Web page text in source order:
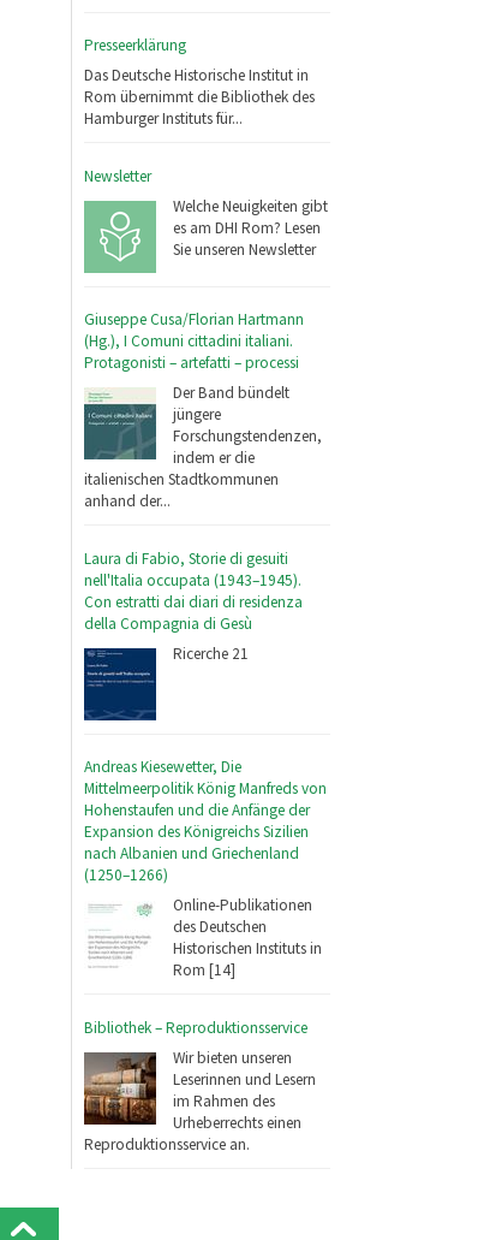
Presseerklärung
Das Deutsche Historische Institut in
Rom übernimmt die Bibliothek des
Hamburger Instituts für...
Newsletter
Welche Neuigkeiten gibt
es am DHI Rom? Lesen
Sie unseren Newsletter
Giuseppe Cusa/Florian Hartmann
(Hg.), I Comuni cittadini italiani.
Protagonisti – artefatti – processi
Der Band bündelt
jüngere
Forschungstendenzen,
indem er die
italienischen Stadtkommunen
anhand der...
Laura di Fabio, Storie di gesuiti
nell'Italia occupata (1943–1945).
Con estratti dai diari di residenza
della Compagnia di Gesù
Ricerche 21
Andreas Kiesewetter, Die
Mittelmeerpolitik König Manfreds von
Hohenstaufen und die Anfänge der
Expansion des Königreichs Sizilien
nach Albanien und Griechenland
(1250–1266)
Online-Publikationen
des Deutschen
Historischen Instituts in
Rom [14]
Bibliothek – Reproduktionsservice
Wir bieten unseren
Leserinnen und Lesern
im Rahmen des
Urheberrechts einen
Reproduktionsservice an.